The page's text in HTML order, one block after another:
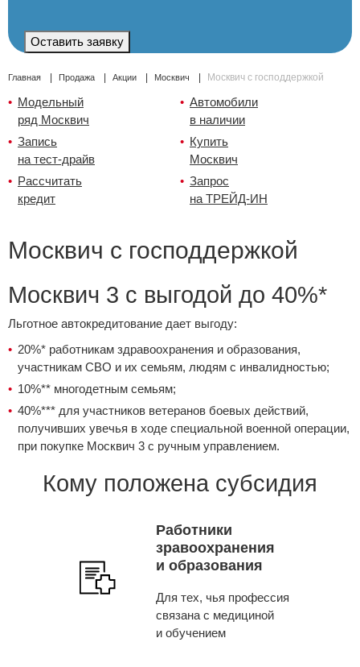
Оставить заявку
Главная Продажа Акции Москвич Москвич с господдержкой
Модельный
ряд Москвич
Автомобили
в наличии
Запись
на тест-драйв
Купить
Москвич
Рассчитать
кредит
Запрос
на ТРЕЙД-ИН
Москвич с господдержкой
Москвич 3 с выгодой до 40%*
Льготное автокредитование дает выгоду:
20%* работникам здравоохранения и образования,
участникам СВО и их семьям, людям с инвалидностью;
10%** многодетным семьям;
40%*** для участников ветеранов боевых действий,
получивших увечья в ходе специальной военной операции,
при покупке Москвич 3 с ручным управлением.
Кому положена субсидия
Работники
зравоохранения
и образования
Для тех, чья профессия
связана с медициной
и обучением